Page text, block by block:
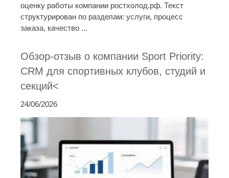
оценку работы компании ростхолод.рф. Текст
структурирован по разделам: услуги, процесс
заказа, качество ...
Обзор-отзыв о компании Sport Priority:
CRM для спортивных клубов, студий и
секций<
24/06/2026